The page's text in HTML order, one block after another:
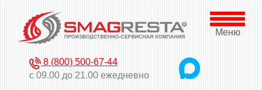
Меню
8 (800) 500-67-44
с 09.00 до 21.00 ежедневно